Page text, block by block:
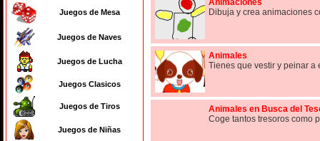
Juegos de Mesa
Juegos de Naves
Juegos de Lucha
Juegos Clasicos
Juegos de Tiros
Juegos de Niñas
Animaciones
Dibuja y crea animaciones
Animales
Tienes que vestir y peinar a
Animales en Busca del
Coge tantos tresoros como